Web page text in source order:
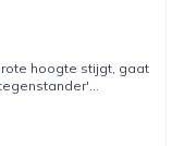
hoogte stijgt, gaat